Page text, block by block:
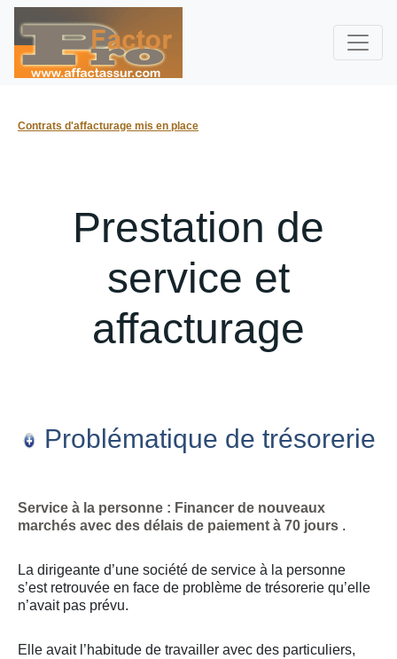
Contrats d'affacturage mis en place
Prestation de
service et
affacturage
Problématique de trésorerie
Service à la personne : Financer de nouveaux
marchés avec des délais de paiement à 70 jours .
La dirigeante d’une société de service à la personne
s’est retrouvée en face de problème de trésorerie qu’elle
n’avait pas prévu.
Elle avait l’habitude de travailler avec des particuliers,